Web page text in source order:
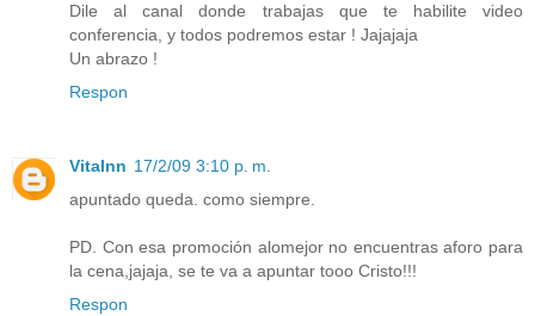
Dile al canal donde trabajas que te habilite video
conferencia, y todos podremos estar ! Jajajaja
Un abrazo !
Respon
Vitalnn 17/2/09 3:10 p. m.
apuntado queda. como siempre.
PD. Con esa promoción alomejor no encuentras aforo para
la cena,jajaja, se te va a apuntar tooo Cristo!!!
Respon